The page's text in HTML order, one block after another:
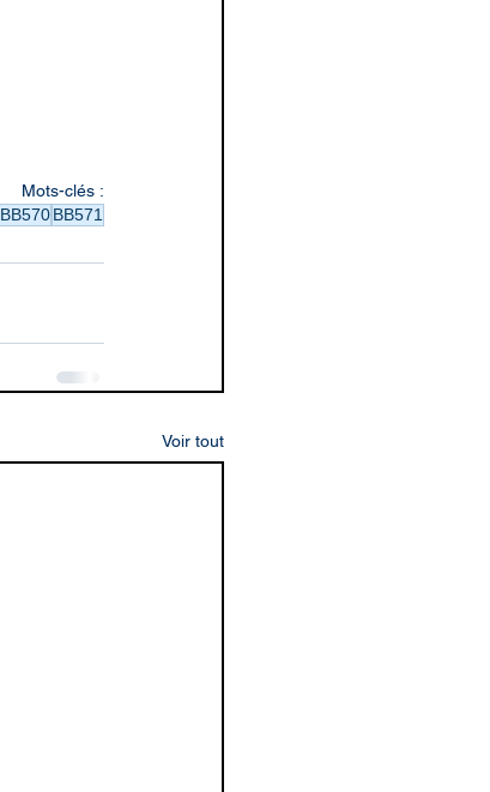
Mots-clés :
BB570BB571
Voir tout